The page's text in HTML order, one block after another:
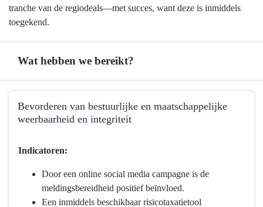
tranche van de regiodeals—met succes, want deze is inmiddels
toegekend.
Wat hebben we bereikt?
navigatie
Programma
Bevorderen van bestuurlijke en maatschappelijke
weerbaarheid en integriteit
naar
Programma
Indicatoren:
Door een online social media campagne is de
meldingsbereidheid positief beïnvloed.
Een inmiddels beschikbaar risicotaxatietool